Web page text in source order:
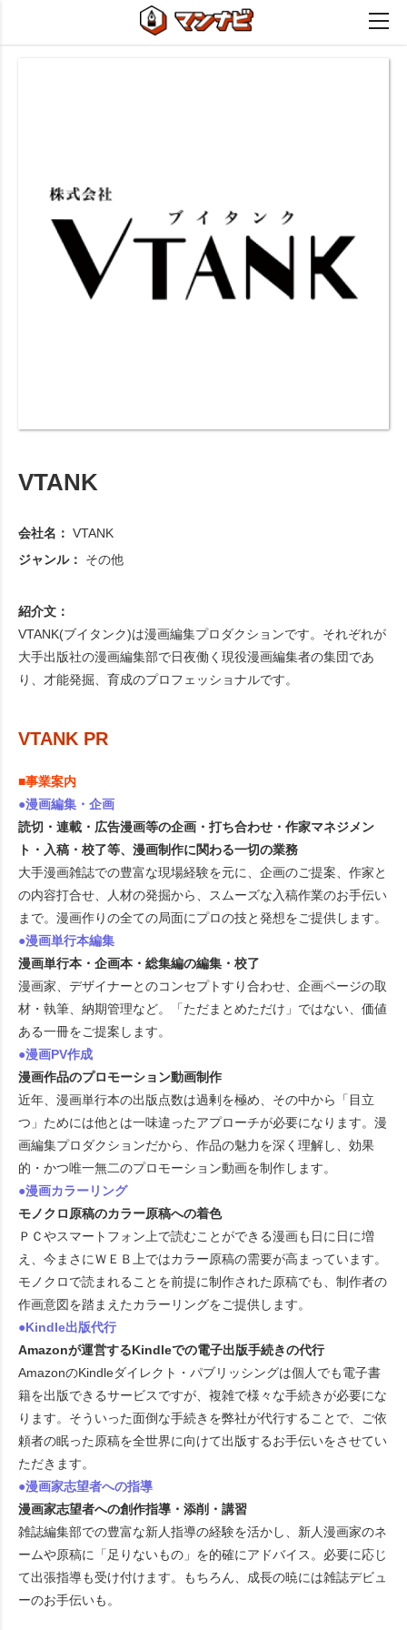
VTANK
会社名： VTANK
ジャンル：
その他
紹介文：
VTANK(ブイタンク)は漫画編集プロダクションです。それぞれが
大手出版社の漫画編集部で日夜働く現役漫画編集者の集団であ
り、才能発掘、育成のプロフェッショナルです。
VTANK PR
■事業案内
●漫画編集・企画
読切・連載・広告漫画等の企画・打ち合わせ・作家マネジメン
ト・入稿・校了等、漫画制作に関わる一切の業務
大手漫画雑誌での豊富な現場経験を元に、企画のご提案、作家と
の内容打合せ、人材の発掘から、スムーズな入稿作業のお手伝い
まで。漫画作りの全ての局面にプロの技と発想をご提供します。
●漫画単行本編集
漫画単行本・企画本・総集編の編集・校了
漫画家、デザイナーとのコンセプトすり合わせ、企画ページの取
材・執筆、納期管理など。「ただまとめただけ」ではない、価値
ある一冊をご提案します。
●漫画PV作成
漫画作品のプロモーション動画制作
近年、漫画単行本の出版点数は過剰を極め、その中から「目立
つ」ためには他とは一味違ったアプローチが必要になります。漫
画編集プロダクションだから、作品の魅力を深く理解し、効果
的・かつ唯一無二のプロモーション動画を制作します。
●漫画カラーリング
モノクロ原稿のカラー原稿への着色
ＰＣやスマートフォン上で読むことができる漫画も日に日に増
え、今まさにＷＥＢ上ではカラー原稿の需要が高まっています。
モノクロで読まれることを前提に制作された原稿でも、制作者の
作画意図を踏まえたカラーリングをご提供します。
●Kindle出版代行
Amazonが運営するKindleでの電子出版手続きの代行
AmazonのKindleダイレクト・パブリッシングは個人でも電子書
籍を出版できるサービスですが、複雑で様々な手続きが必要にな
ります。そういった面倒な手続きを弊社が代行することで、ご依
頼者の眠った原稿を全世界に向けて出版するお手伝いをさせてい
ただきます。
●漫画家志望者への指導
漫画家志望者への創作指導・添削・講習
雑誌編集部での豊富な新人指導の経験を活かし、新人漫画家のネ
ームや原稿に「足りないもの」を的確にアドバイス。必要に応じ
て出張指導も受け付けます。もちろん、成長の暁には雑誌デビュ
ーのお手伝いも。